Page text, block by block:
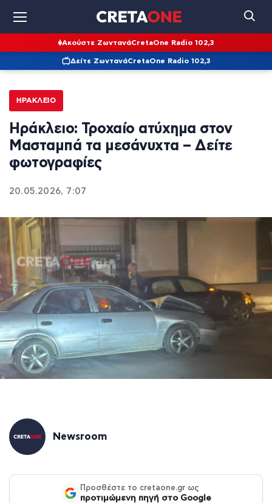
Ακούστε ΖωντανάCretaOne Radio 102,3
Δείτε ΖωντανάCretaOne Radio 102,3
ΗΡΆΚΛΕΙΟ
Ηράκλειο: Τροχαίο ατύχημα στον
Μασταμπά τα μεσάνυχτα – Δείτε
φωτογραφίες
20.05.2026, 7:07
Newsroom
Προσθέστε το cretaone.gr ως
προτιμώμενη πηγή στο Google